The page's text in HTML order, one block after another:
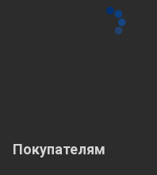
Покупателям